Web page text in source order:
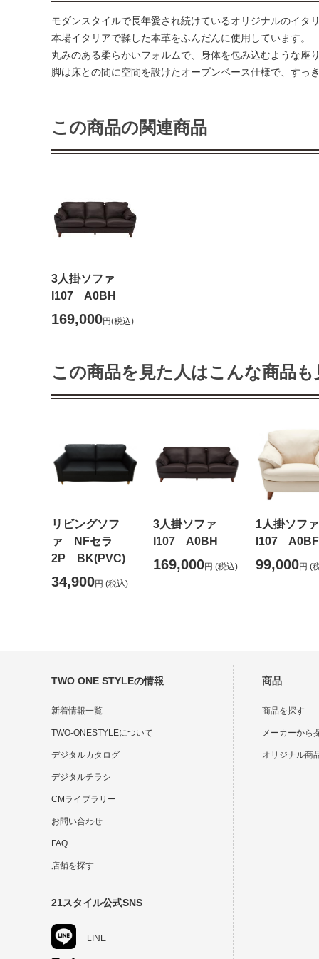
モダンスタイルで長年愛され続けているオリジナルのイタ
本場イタリアで鞣した本革をふんだんに使用しています。
丸みのある柔らかいフォルムで、身体を包み込むような座
脚は床との間に空間を設けたオープンベース仕様で、すっ
この商品の関連商品
3人掛ソファ
I107 A0BH
169,000円(税込)
この商品を見た人はこんな商品
リビングソフ
ァ NFセラ
2P BK(PVC)
34,900円 (税込)
3人掛ソファ
I107 A0BH
169,000円 (税込)
1人掛ソフ
I107 A0BF
99,000円 (
TWO ONE STYLEの情報
新着情報一覧
TWO-ONESTYLEについて
デジタルカタログ
デジタルチラシ
CMライブラリー
お問い合わせ
FAQ
店舗を探す
21スタイル公式SNS
LINE
商品
商品を探す
メーカーから
オリジナル商